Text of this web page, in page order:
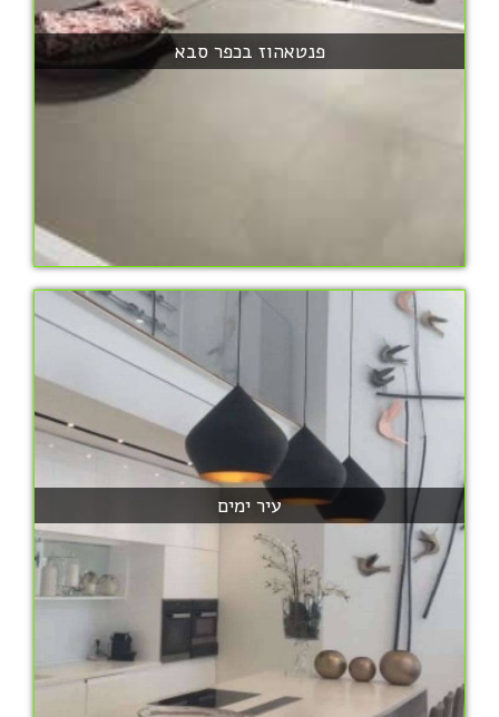
פנטאהוז בכפר סבא
עיר ימים